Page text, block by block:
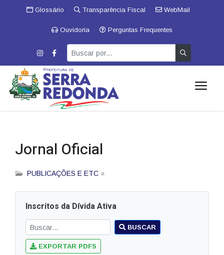
Glossário Transparência Fiscal WebMail
Ouvidoria Perguntas Frequentes
Jornal Oficial
PUBLICAÇÕES E ETC »
Inscritos da Dívida Ativa
BUSCAR
EXPORTAR PDFS